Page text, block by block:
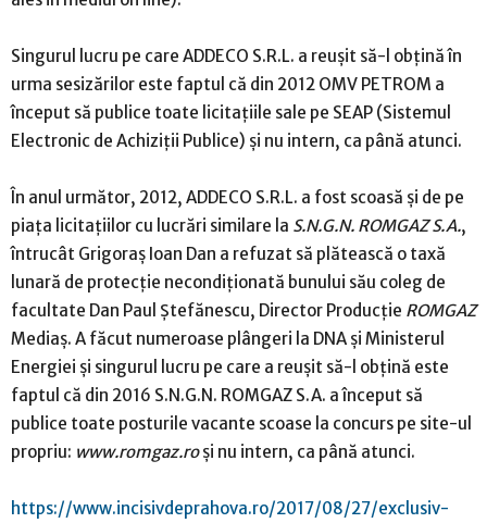
Singurul lucru pe care ADDECO S.R.L. a reuşit să-l obţină în
urma sesizărilor este faptul că din 2012 OMV PETROM a
început să publice toate licitaţiile sale pe SEAP (Sistemul
Electronic de Achiziţii Publice) şi nu intern, ca până atunci.
În anul următor, 2012, ADDECO S.R.L. a fost scoasă şi de pe
piaţa licitaţiilor cu lucrări similare la S.N.G.N. ROMGAZ S.A.,
întrucât Grigoraş Ioan Dan a refuzat să plătească o taxă
lunară de protecţie necondiţionată bunului său coleg de
facultate Dan Paul Ştefănescu, Director Producţie ROMGAZ
Mediaş. A făcut numeroase plângeri la DNA şi Ministerul
Energiei şi singurul lucru pe care a reuşit să-l obţină este
faptul că din 2016 S.N.G.N. ROMGAZ S.A. a început să
publice toate posturile vacante scoase la concurs pe site-ul
propriu: www.romgaz.roşi nu intern, ca până atunci.
https://www.incisivdeprahova.ro/2017/08/27/exclusiv-